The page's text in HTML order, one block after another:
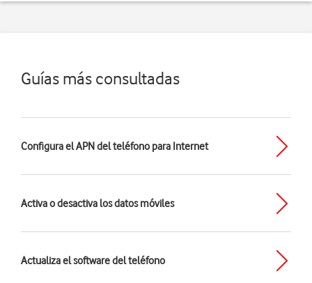
Guías más consultadas
Configura el APN del teléfono para Internet
Activa o desactiva los datos móviles
Actualiza el software del teléfono